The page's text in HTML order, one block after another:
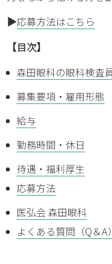
▶応募方法はこちら
【目次】
森田眼科の眼科検査
募集要項・雇用形態
給与
勤務時間・休日
待遇・福利厚生
応募方法
医弘会 森田眼科
よくある質問（Q＆A）